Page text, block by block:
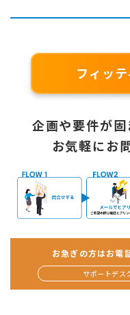
フィッ
企画や要件が
お気軽にお
お急ぎの方はお電
サポートデス